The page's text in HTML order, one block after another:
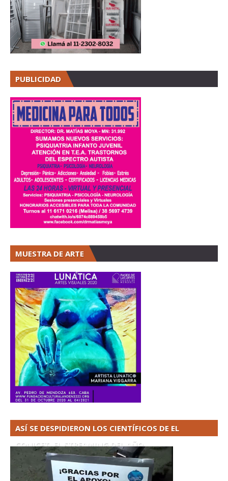
PUBLICIDAD
MUESTRA DE ARTE
ASÍ SE DESPIDIERON LOS CIENTÍFICOS DE EL
CONICET. EL STREAMING DEL AÑO